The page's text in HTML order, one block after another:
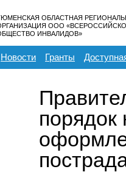
ОБЛАСТНАЯ
ООО
ИНВАЛИДОВ»
Новости Гранты
порядок